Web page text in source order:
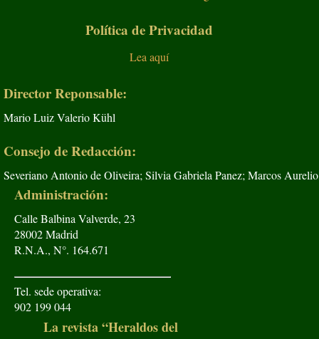
Política de Privacidad
Lea aquí
Director Reponsable:
Mario Luiz Valerio Kühl
Consejo de Redacción:
Severiano Antonio de Oliveira; Silvia Gabriela Panez; Marcos
Administración:
Calle Balbina Valverde, 23
28002 Madrid
R.N.A., N°. 164.671
Tel. sede operativa:
902 199 044
La revista “Heraldos del